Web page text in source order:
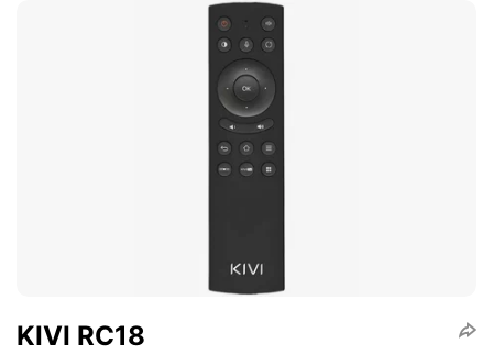
KIVI RC18